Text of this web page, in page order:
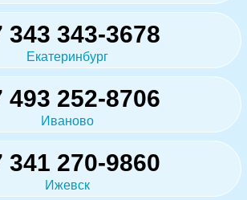
343 343-3678
Екатеринбург
493 252-8706
Иваново
341 270-9860
Ижевск